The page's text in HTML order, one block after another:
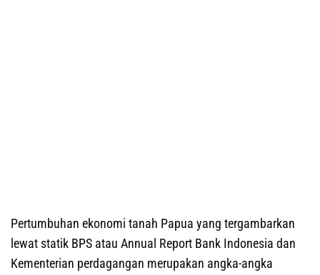
Pertumbuhan ekonomi tanah Papua yang tergambarkan
lewat statik BPS atau Annual Report Bank Indonesia dan
Kementerian perdagangan merupakan angka-angka